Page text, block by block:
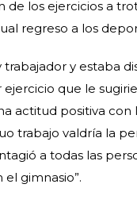
de los ejercicios a
regreso a los
trabajador y estaba
que le
actitud positiva con
trabajo valdría la
a todas las
gimnasio”.